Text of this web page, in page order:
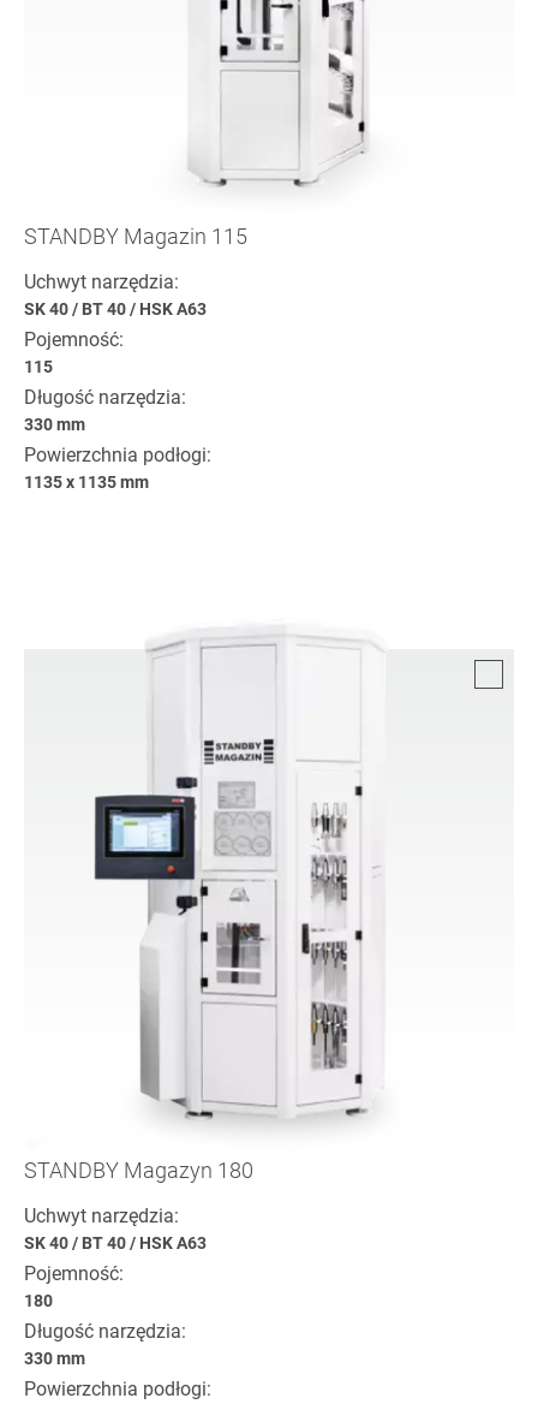
STANDBY Magazin 115
Uchwyt narzędzia:
SK 40/ BT 40/ HSK A63
Pojemność:
115
Długość narzędzia:
330 mm
Powierzchnia podłogi:
1135 x 1135 mm
STANDBY Magazyn 180
Uchwyt narzędzia:
SK 40/ BT 40/ HSK A63
Pojemność:
180
Długość narzędzia:
330 mm
Powierzchnia podłogi: